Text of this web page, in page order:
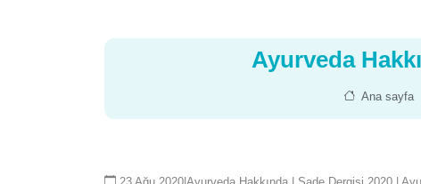
Ayurveda
Ana sayfa